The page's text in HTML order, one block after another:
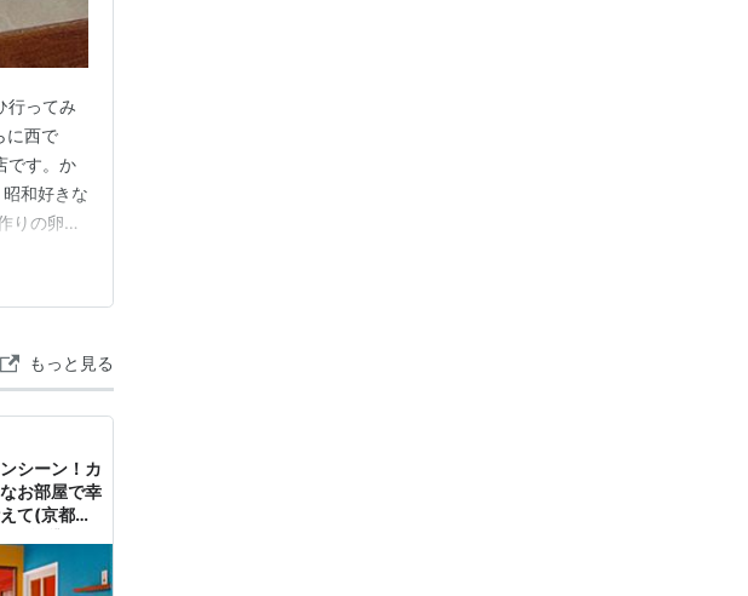
行ってみ
に西で
です。か
和好きな
りの卵焼
くれた
もっと見る
シーン！カ
お部屋で幸
て(京都市